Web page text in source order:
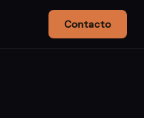
Contacto